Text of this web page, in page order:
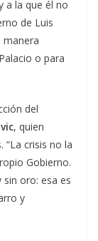
a la que él no
de Luis
manera
o para
del
, quien
“La crisis no la
Gobierno.
oro: esa es
y